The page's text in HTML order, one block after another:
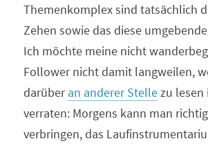
Themenkomplex sind tatsächlich
Zehen sowie das diese
Ich möchte meine nicht
Follower nicht damit langweilen,
darüber an anderer Stelle zu lesen
verraten: Morgens kann man
verbringen, das